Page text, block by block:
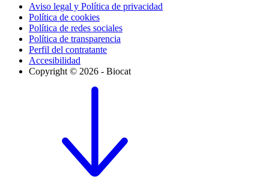
Aviso legal y Política de privacidad
Política de cookies
Política de redes sociales
Política de transparencia
Perfil del contratante
Accesibilidad
Copyright © 2026 - Biocat